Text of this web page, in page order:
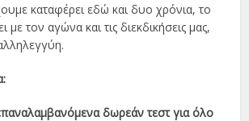
καταφέρει εδώ και δυο χρόνια, το
με τον αγώνα και τις διεκδικήσεις μας,
δωρεάν τεστ για όλο